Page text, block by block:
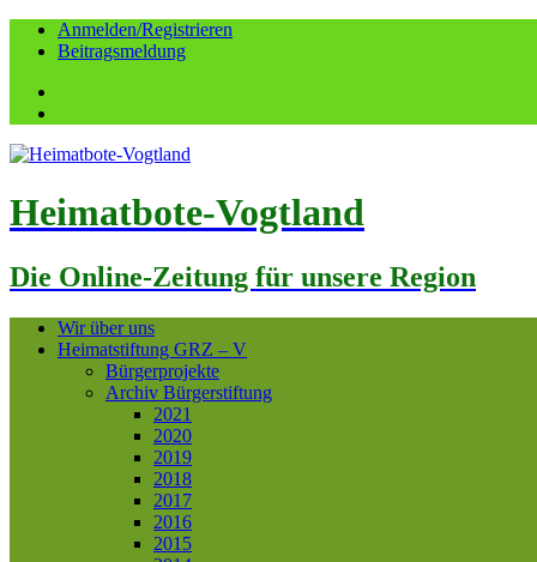
Anmelden/Registrieren
Beitragsmeldung
Heimatbote-Vogtland
Die Online-Zeitung für unsere Region
Wir über uns
Heimatstiftung GRZ – V
Bürgerprojekte
Archiv Bürgerstiftung
2021
2020
2019
2018
2017
2016
2015